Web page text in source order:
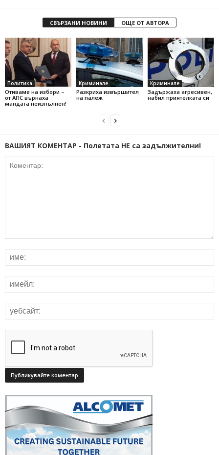
СВЪРЗАНИ НОВИНИ ОЩЕ ОТ АВТОРА
Политика
Отиваме на избори –
от АПС върнаха
мандата неизпълнен!
Криминале
Разкриха извършител
на палеж
Криминале
Задържаха агресивен,
набил приятелката си
ВАШИЯТ КОМЕНТАР - Полетата НЕ са задължителни!